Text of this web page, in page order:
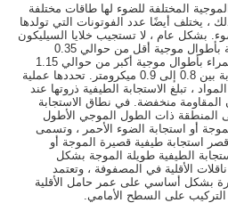
المختلفة للضوء لها طاقات مختلفة
، يختلف أيضًا عدد الفوتونات التي تولدها
بشكل عام ، لا تستجيب خلايا السيليكون
الشمسية للأشعة فوق البنفسجية بأطوال موجية أقل من حوالي 0.35
ميكرومتر وضوء الأشعة تحت الحمراء بأطوال موجية أكبر من حوالي 1.15
ميكرومتر ، وتتراوح ذروة الاستجابة بين 0.8 إلى 0.9 ميكرومتر. تحددها عملية
، تبلغ الاستجابة الطيفية ذروتها عند
تكون المقاومة منخفضة. في نطاق الاستجابة
المنطقة ذات الطول الموجي الأطول
أو استجابة الضوء الأحمر ، وتسمى
استجابة طيفية قصيرة الموجة أو
الطيفية طويلة الموجة بشكل
الأقلية في المصفوفة ، وتعتمد
بشكل أساسي على عمر حامل الأقلية
على السطح الأمامي.